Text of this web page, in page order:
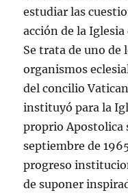
estudiar las
acción de la Iglesia
Se trata de uno
organismos
del concilio
instituyó para la
proprio Apostolica
septiembre de
progreso
de suponer